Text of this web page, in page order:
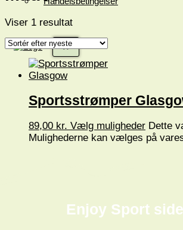
X
Viser 1 resultat
Sportsstrømper
89,00 kr. Vælg muligheder Dette
Mulighederne kan vælges på
Enjoy Sport